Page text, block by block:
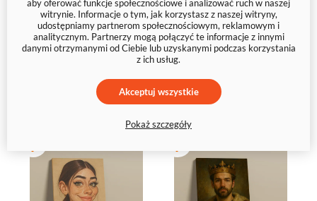
Stylu
Disneya
49 zł
prezent
Twoje
zdjęcie
40,00 zł
aby oferować funkcje społecznościowe i analizować ruch w naszej
witrynie. Informacje o tym, jak korzystasz z naszej witryny,
udostępniamy partnerom społecznościowym, reklamowym i
analitycznym. Partnerzy mogą połączyć te informacje z innymi
danymi otrzymanymi od Ciebie lub uzyskanymi podczas korzystania
z ich usług.
Akceptuj wszystkie
Pokaż szczegóły